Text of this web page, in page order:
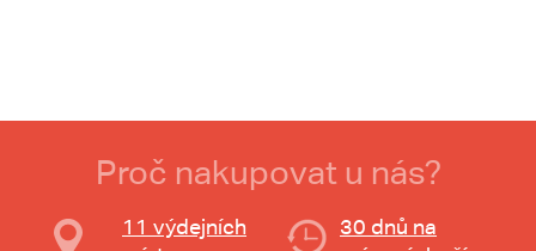
Proč nakupovat u nás?
11 výdejních
30 dnů na